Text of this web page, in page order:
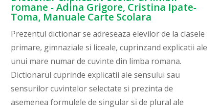
romane - Adina Grigore, Cristina Ipate-
Toma, Manuale Carte Scolara
Prezentul dictionar se adreseaza elevilor de la clasele
primare, gimnaziale si liceale, cuprinzand explicatii ale
unui mare numar de cuvinte din limba romana.
Dictionarul cuprinde explicatii ale sensului sau
sensurilor cuvintelor selectate si prezinta de
asemenea formulele de singular si de plural ale